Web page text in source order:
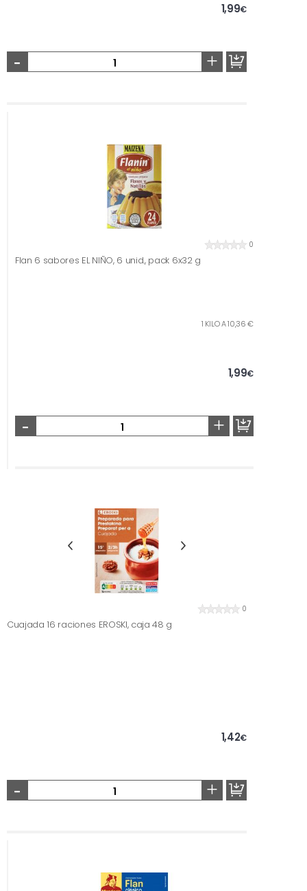
1,99€
- +
0
Flan 6 sabores EL NIÑO, 6 unid., pack 6x32 g
1 KILO A 10,36 €
1,99€
- +
0
Cuajada 16 raciones EROSKI, caja 48 g
1,42€
- +